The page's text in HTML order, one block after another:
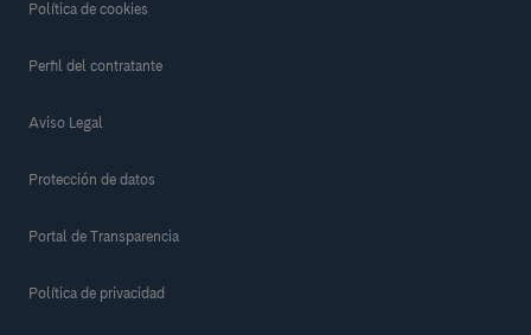
Política de cookies
Perfil del contratante
Aviso Legal
Protección de datos
Portal de Transparencia
Política de privacidad